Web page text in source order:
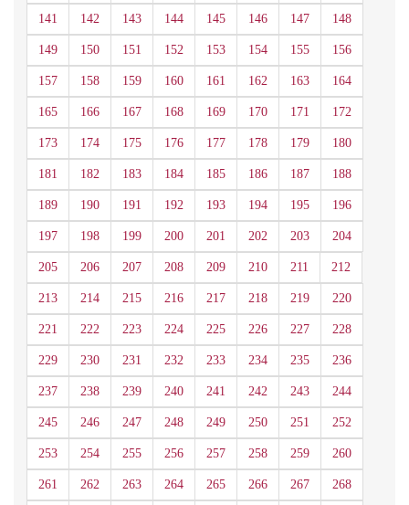
141 142 143 144 145 146 147 148
149 150 151 152 153 154 155 156
157 158 159 160 161 162 163 164
165 166 167 168 169 170 171 172
173 174 175 176 177 178 179 180
181 182 183 184 185 186 187 188
189 190 191 192 193 194 195 196
197 198 199 200 201 202 203 204
205 206 207 208 209 210 211 212
213 214 215 216 217 218 219 220
221 222 223 224 225 226 227 228
229 230 231 232 233 234 235 236
237 238 239 240 241 242 243 244
245 246 247 248 249 250 251 252
253 254 255 256 257 258 259 260
261 262 263 264 265 266 267 268